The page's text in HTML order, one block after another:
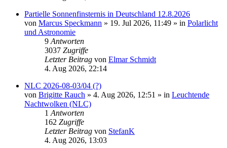
Partielle Sonnenfinsternis in Deutschland 12.8.2026
von Marcus Speckmann » 19. Jul 2026, 11:49 » in Polarlicht
und Astronomie
9 Antworten
3037 Zugriffe
Letzter Beitrag von Elmar Schmidt
4. Aug 2026, 22:14
NLC 2026-08-03/04 (?)
von Brigitte Rauch » 4. Aug 2026, 12:51 » in Leuchtende
Nachtwolken (NLC)
1 Antworten
162 Zugriffe
Letzter Beitrag von StefanK
4. Aug 2026, 13:03